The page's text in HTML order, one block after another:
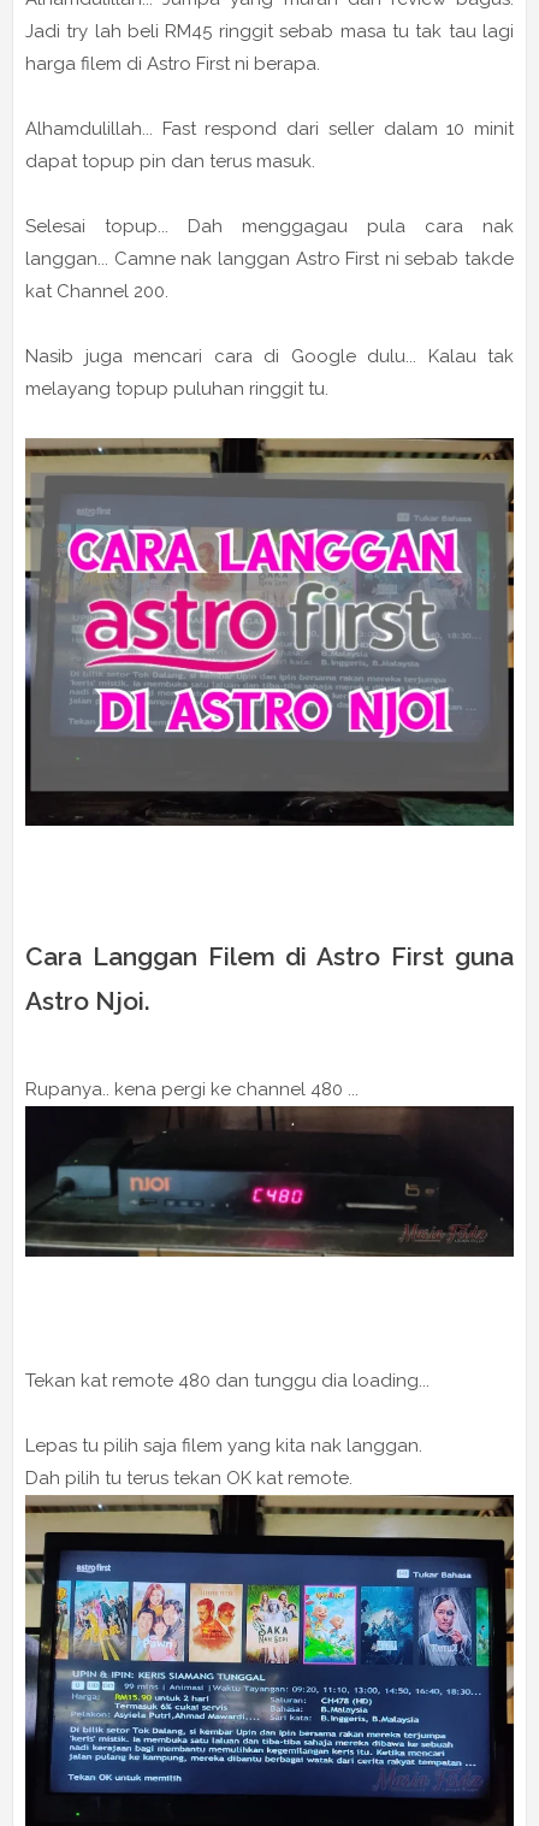
Jadi try lah beli RM45 ringgit sebab masa tu tak tau lagi
harga filem di Astro First ni berapa.
Alhamdulillah... Fast respond dari seller dalam 10 minit
dapat topup pin dan terus masuk.
Selesai topup... Dah menggagau pula cara nak
langgan... Camne nak langgan Astro First ni sebab takde
kat Channel 200.
Nasib juga mencari cara di Google dulu... Kalau tak
melayang topup puluhan ringgit tu.
Cara Langgan Filem di Astro First guna
Astro Njoi.
Rupanya.. kena pergi ke channel 480 ...
Tekan kat remote 480 dan tunggu dia loading...
Lepas tu pilih saja filem yang kita nak langgan.
Dah pilih tu terus tekan OK kat remote.